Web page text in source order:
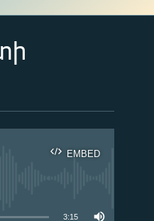
EMBED
3:15